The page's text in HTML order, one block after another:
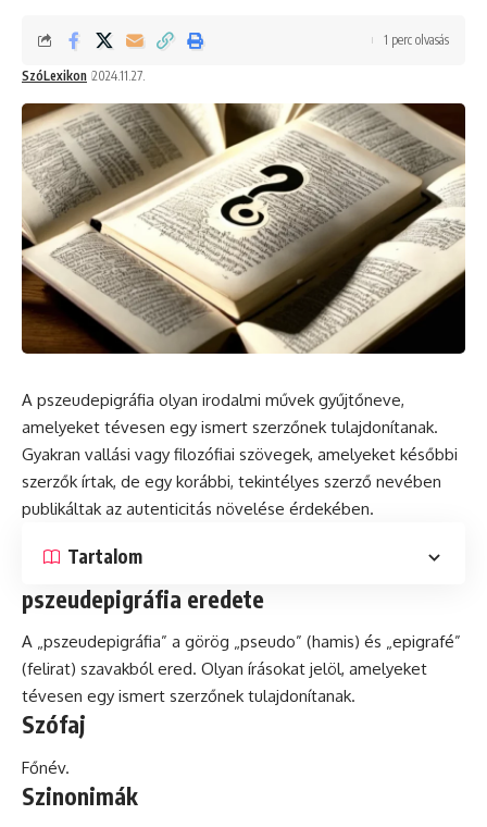
SzóLexikon 2024.11.27.
1 perc olvasás
A pszeudepigráfia olyan irodalmi művek gyűjtőneve,
amelyeket tévesen egy ismert szerzőnek tulajdonítanak.
Gyakran vallási vagy filozófiai szövegek, amelyeket későbbi
szerzők írtak, de egy korábbi, tekintélyes szerző nevében
publikáltak az autenticitás növelése érdekében.
Tartalom
pszeudepigráfia eredete
A „pszeudepigráfia” a görög „pseudo” (hamis) és „epigrafé”
(felirat) szavakból ered. Olyan írásokat jelöl, amelyeket
tévesen egy ismert szerzőnek tulajdonítanak.
Szófaj
Főnév.
Szinonimák